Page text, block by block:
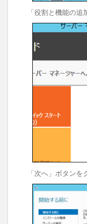
「役割と機能の追
「次へ」ボタンを